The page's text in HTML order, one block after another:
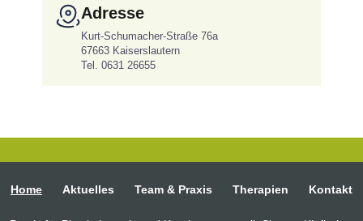
Adresse
Kurt-Schumacher-Straße 76a
67663 Kaiserslautern
Tel. 0631 26655
Home Aktuelles Team & Praxis Therapien Kontakt